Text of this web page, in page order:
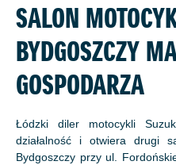
SALON
BYDGOSZCZY
GOSPODARZA
Łódzki diler motocykli
działalność i otwiera drugi
Bydgoszczy przy ul.